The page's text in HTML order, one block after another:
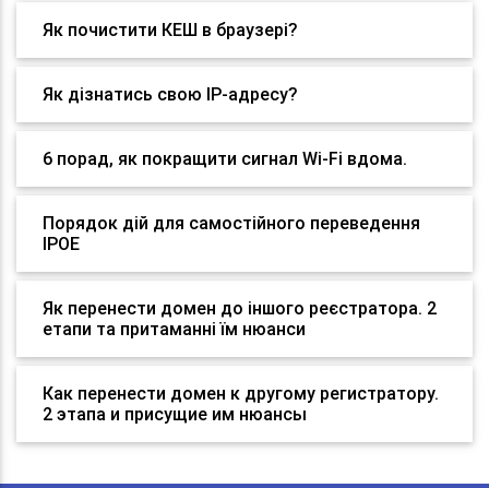
Як почистити КЕШ в браузері?
Як дізнатись свою IP-адресу?
6 порад, як покращити сигнал Wi-Fi вдома.
Порядок дій для самостійного переведення
IPOE
Як перенести домен до іншого реєстратора. 2
етапи та притаманні їм нюанси
Как перенести домен к другому регистратору.
2 этапа и присущие им нюансы